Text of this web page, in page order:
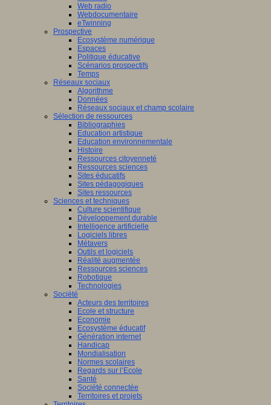
Web radio
Webdocumentaire
eTwinning
Prospective
Ecosystème numérique
Espaces
Politique éducative
Scénarios prospectifs
Temps
Réseaux sociaux
Algorithme
Données
Réseaux sociaux et champ scolaire
Sélection de ressources
Bibliographies
Education artistique
Education environnementale
Histoire
Ressources citoyenneté
Ressources sciences
Sites éducatifs
Sites pédagogiques
Sites ressources
Sciences et techniques
Culture scientifique
Développement durable
Intelligence artificielle
Logiciels libres
Métavers
Outils et logiciels
Réalité augmentée
Ressources sciences
Robotique
Technologies
Société
Acteurs des territoires
Ecole et structure
Economie
Ecosystème éducatif
Génération internet
Handicap
Mondialisation
Normes scolaires
Regards sur l’Ecole
Santé
Société connectée
Territoires et projets